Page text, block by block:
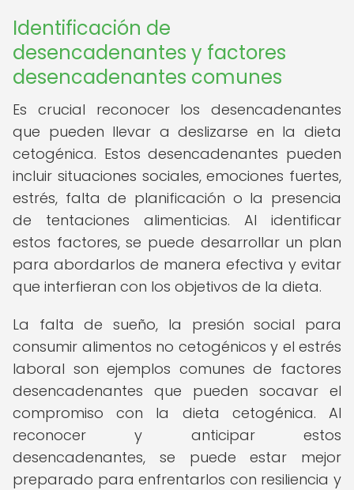
Identificación de
desencadenantes y factores
desencadenantes comunes
Es crucial reconocer los desencadenantes
que pueden llevar a deslizarse en la dieta
cetogénica. Estos desencadenantes pueden
incluir situaciones sociales, emociones fuertes,
estrés, falta de planificación o la presencia
de tentaciones alimenticias. Al identificar
estos factores, se puede desarrollar un plan
para abordarlos de manera efectiva y evitar
que interfieran con los objetivos de la dieta.
La falta de sueño, la presión social para
consumir alimentos no cetogénicos y el estrés
laboral son ejemplos comunes de factores
desencadenantes que pueden socavar el
compromiso con la dieta cetogénica. Al
reconocer y anticipar estos
desencadenantes, se puede estar mejor
preparado para enfrentarlos con resiliencia y